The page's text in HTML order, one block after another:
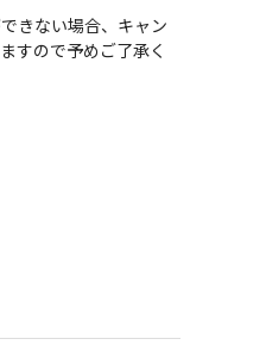
きない場合、キャン
すので予めご了承く